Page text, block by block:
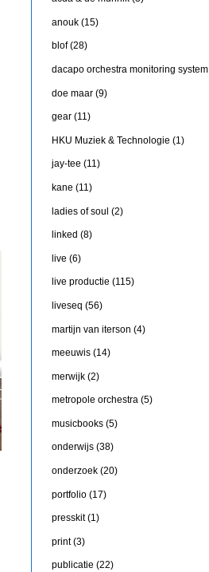
anouk (15)
blof(28)
dacapo orchestra monitoring system
doe maar (9)
gear (11)
HKU Muziek & Technologie (1)
jay-tee (11)
kane (11)
ladies of soul (2)
linked (8)
live (6)
live productie (115)
liveseq (56)
martijn van iterson (4)
meeuwis (14)
merwijk (2)
metropole orchestra (5)
musicbooks (5)
onderwijs (38)
onderzoek (20)
portfolio (17)
presskit(1)
print(3)
publicatie (22)